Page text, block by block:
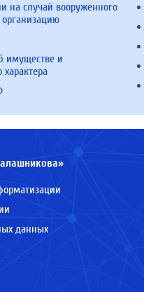
на случай вооруженного
имуществе и
характера
данных